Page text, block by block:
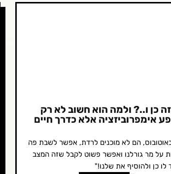
כן ו..? ולמה הוא חשוב לא רק
אימפרוביזציה אלא כדרך חיים
הם לא מוכנים לרדת, אפשר לשבת פה
על מר גורלנו ואפשר פשוט לקבל שזה המצב
לו כן ולהוסיף את שלנו!"